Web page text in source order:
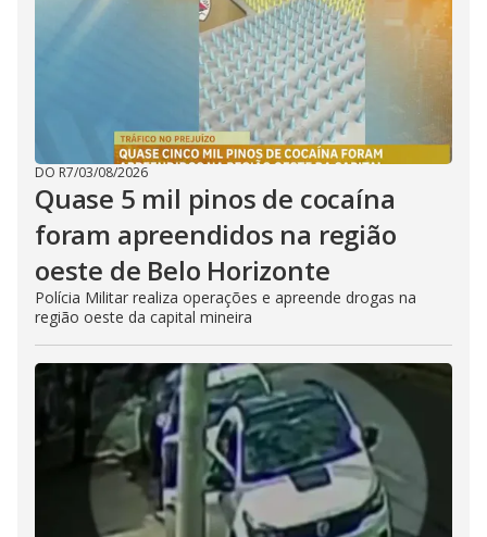
DO R7/03/08/2026
Quase 5 mil pinos de cocaína
foram apreendidos na região
oeste de Belo Horizonte
Polícia Militar realiza operações e apreende drogas na
região oeste da capital mineira